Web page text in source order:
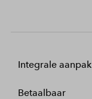
Integrale aanpak
Betaalbaar